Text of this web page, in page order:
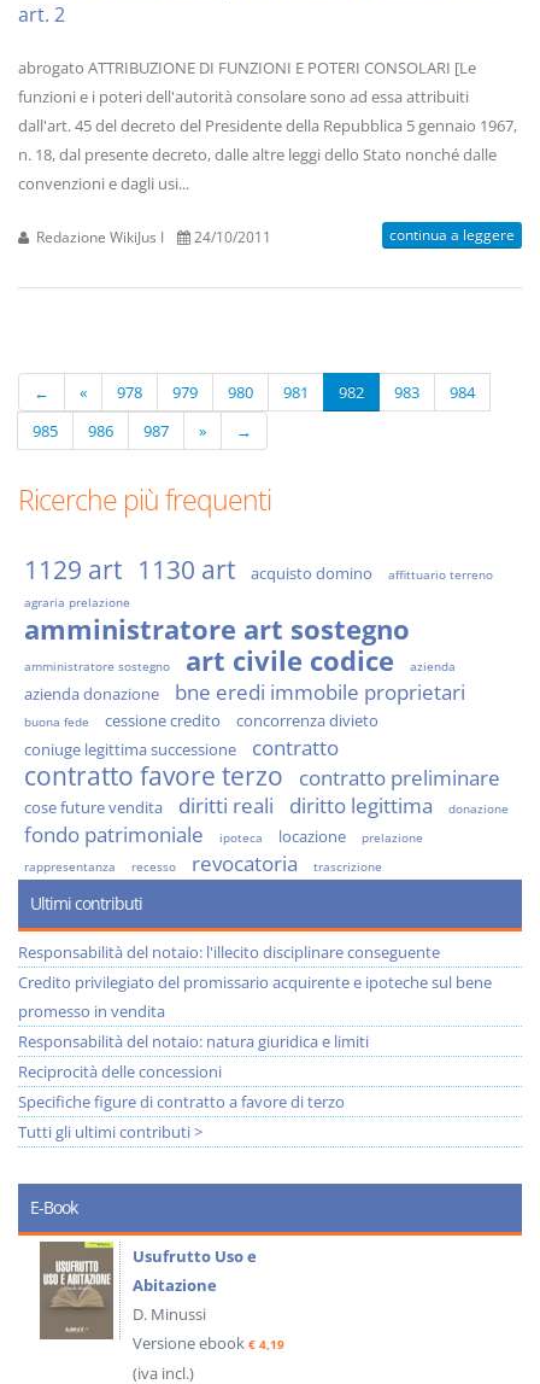
art. 2
abrogato ATTRIBUZIONE DI FUNZIONI E POTERI CONSOLARI [Le
funzioni e i poteri dell'autorità consolare sono ad essa attribuiti
dall'art. 45 del decreto del Presidente della Repubblica 5 gennaio 1967,
n. 18, dal presente decreto, dalle altre leggi dello Stato nonché dalle
convenzioni e dagli usi...
Redazione WikiJus I 24/10/2011 continua a leggere
← « 978 979 980 981 982 983
984
985
986 987 » →
Ricerche più frequenti
1129 art 1130 art acquisto domino
affittuario terreno
agraria prelazione
amministratore art sostegno
amministratore sostegno art civile codice azienda
azienda donazione bne eredi immobile proprietari
buona fede cessione credito
concorrenza divieto
coniuge legittima successione
contratto
contratto favore terzo contratto preliminare
cose future vendita diritti reali diritto legittima donazione
fondo patrimoniale ipoteca locazione
prelazione
rappresentanza
recesso revocatoria trascrizione
Ultimi contributi
Responsabilità del notaio: l'illecito disciplinare conseguente
Credito privilegiato del promissario acquirente e ipoteche sul bene
promesso in vendita
Responsabilità del notaio: natura giuridica e limiti
Reciprocità delle concessioni
Specifiche figure di contratto a favore di terzo
Tutti gli ultimi contributi >
E-Book